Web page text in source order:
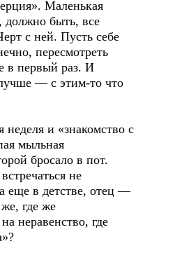
Маленькая
должно быть, все
с ней. Пусть себе
пересмотреть
в первый раз. И
— с этим-то что
и «знакомство с
мыльная
бросало в пот.
не
еще в детстве, отец —
где же
неравенство, где